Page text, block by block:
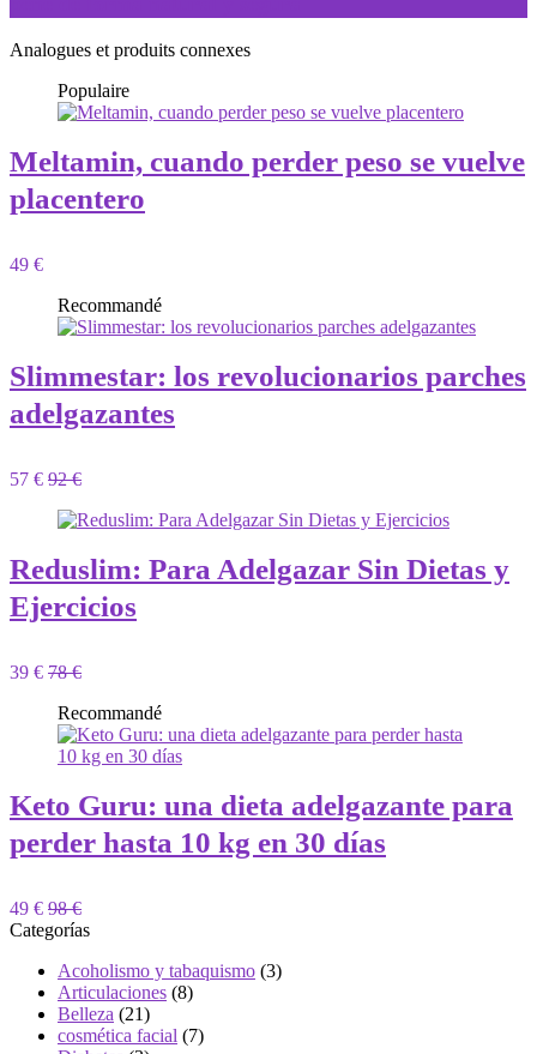
Analogues et produits connexes
Populaire
Meltamin, cuando perder peso se vuelve
placentero
49 €
Recommandé
Slimmestar: los revolucionarios parches
adelgazantes
57 € 92 €
Reduslim: Para Adelgazar Sin Dietas y
Ejercicios
39 € 78 €
Recommandé
Keto Guru: una dieta adelgazante para
perder hasta 10 kg en 30 días
49 € 98 €
Categorías
Acoholismo y tabaquismo (3)
Articulaciones (8)
Belleza (21)
cosmética facial (7)